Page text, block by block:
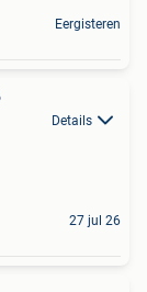
Eergisteren
Details
27 jul 26